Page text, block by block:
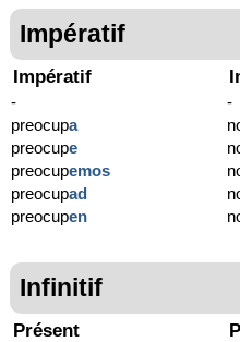
Impératif
Impératif
-
preocupa
preocupe
preocupemos
preocupad
preocupen
-
Infinitif
Présent